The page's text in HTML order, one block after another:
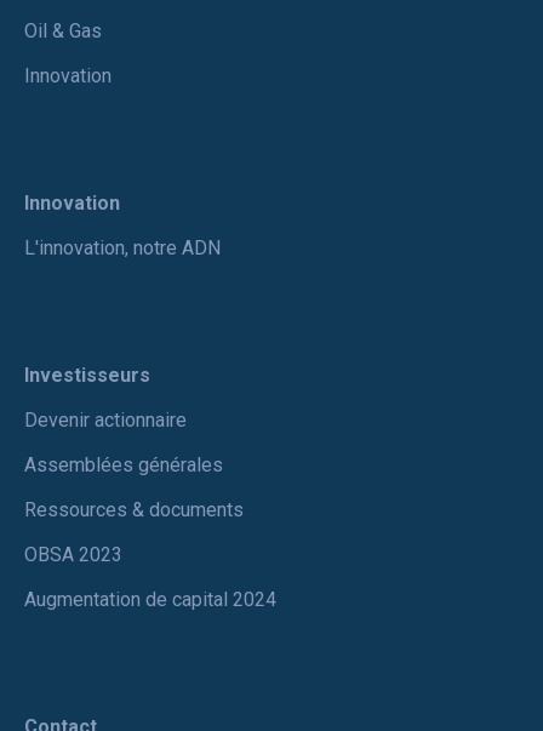
Oil & Gas
Innovation
Innovation
L'innovation, notre ADN
Investisseurs
Devenir actionnaire
Assemblées générales
Ressources & documents
OBSA 2023
Augmentation de capital 2024